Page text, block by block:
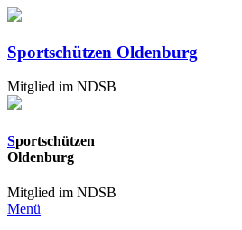
Sportschützen Oldenburg
Mitglied im NDSB
Sportschützen
Oldenburg
Mitglied im NDSB
Menü